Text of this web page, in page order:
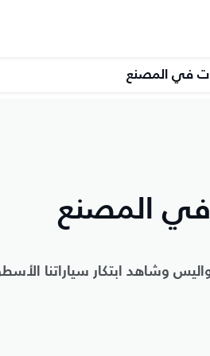
في المصنع
المصنع
وشاهد ابتكار سياراتنا